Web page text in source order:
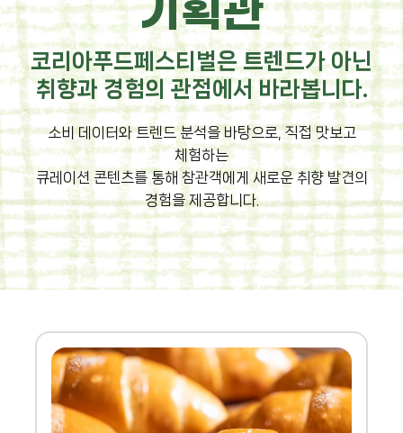
기획관
코리아푸드페스티벌은 트렌드가 아닌
취향과 경험의 관점에서 바라봅니다.
소비 데이터와 트렌드 분석을 바탕으로, 직접 맛보고
체험하는
큐레이션 콘텐츠를 통해 참관객에게 새로운 취향 발견의
경험을 제공합니다.